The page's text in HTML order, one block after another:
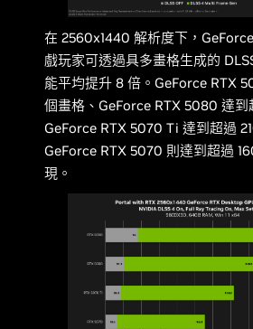
在 2560x1440 解析度下，
戲玩家可透過具多畫格生成的
能平均提升 8 倍。GeForce RTX
個畫格、GeForce RTX 5080 達到
GeForce RTX 5070 Ti 達到超過
GeForce RTX 5070 則達到超過
現。